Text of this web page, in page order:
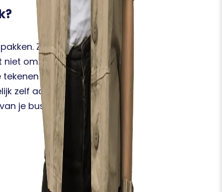
Zoveel cursisten
niet omzetten tot
in zakelijke
zelf aan de slag kunt
je business een stuk